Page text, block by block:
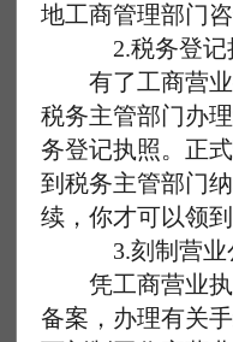
地工商管理部门咨
2.税务登记
有了工商营业
税务主管部门办
务登记执照。正
到税务主管部门
续，你才可以领
3.刻制营业
凭工商营业执
备案，办理有关